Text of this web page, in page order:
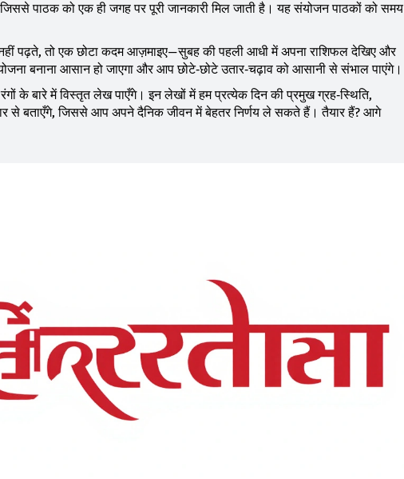
पाठक को एक ही जगह पर पूरी जानकारी मिल जाती है। यह संयोजन पाठकों को समय
पढ़ते, तो एक छोटा कदम आज़माइए—सुबह की पहली आधी में अपना राशिफल देखिए और
बनाना आसान हो जाएगा और आप छोटे‑छोटे उतार‑चढ़ाव को आसानी से संभाल पाएंगे।
के बारे में विस्तृत लेख पाएँगे। इन लेखों में हम प्रत्येक दिन की प्रमुख ग्रह‑स्थिति,
से बताएँगे, जिससे आप अपने दैनिक जीवन में बेहतर निर्णय ले सकते हैं। तैयार हैं? आगे